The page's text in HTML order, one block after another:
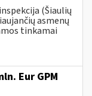
(Šiaulių
asmenų
tinkamai
Eur GPM